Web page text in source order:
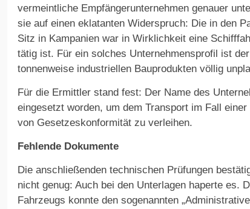
vermeintliche Empfängerunternehmen genauer
sie auf einen eklatanten Widerspruch: Die in den
Sitz in Kampanien war in Wirklichkeit eine
tätig ist. Für ein solches Unternehmensprofil ist
tonnenweise industriellen Bauprodukten völlig
Für die Ermittler stand fest: Der Name des
eingesetzt worden, um dem Transport im Fall
von Gesetzeskonformität zu verleihen.
Fehlende Dokumente
Die anschließenden technischen Prüfungen
nicht genug: Auch bei den Unterlagen haperte es.
Fahrzeugs konnte den sogenannten